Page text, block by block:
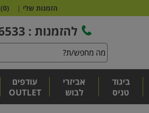
הזמנות שלי |
(
0
)
להזמנות : 09-8656533
ביגוד
טניס
אביזרי
לבוש
עודפים
OUTLET